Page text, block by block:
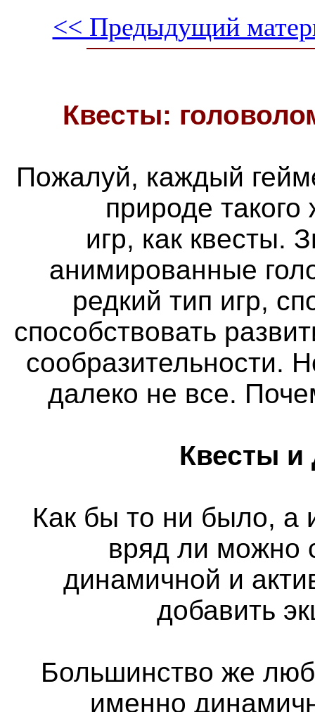
<< Предыдущий
Квесты:
Пожалуй, каждый
природе
игр, как квесты.
анимированные
редкий тип игр,
способствовать
сообразительности.
далеко не все.
Квесты и
Как бы то ни было, а
вряд ли можно
динамичной и
добавить
Большинство же
именно